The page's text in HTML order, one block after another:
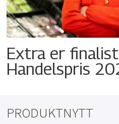
Extra er
Handelspris
PRODUKTNYTT